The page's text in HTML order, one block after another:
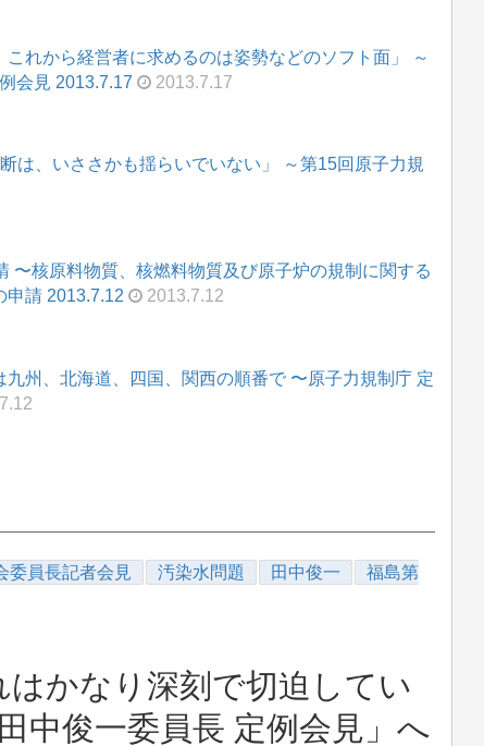
これから経営者に求めるのは姿勢などのソフト面」 ～
会見 2013.7.17
2013.7.17
は、いささかも揺らいでいない」 ～第15回原子力規
〜核原料物質、核燃料物質及び原子炉の規制に関する
申請 2013.7.12
2013.7.12
州、北海道、四国、関西の順番で 〜原子力規制庁 定
委員長記者会見 汚染水問題 田中俊一
福島第
はかなり深刻で切迫してい
中俊一委員長 定例会見」へ